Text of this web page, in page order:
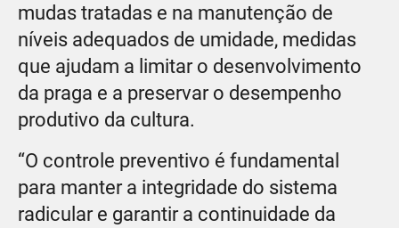
mudas tratadas e na manutenção de
níveis adequados de umidade, medidas
que ajudam a limitar o desenvolvimento
da praga e a preservar o desempenho
produtivo da cultura.
“O controle preventivo é fundamental
para manter a integridade do sistema
radicular e garantir a continuidade da